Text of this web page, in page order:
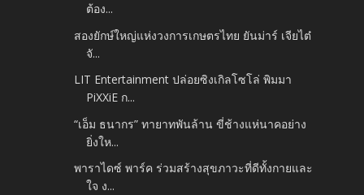
ต้อง...
สองยักษ์ใหญ่แห่งวงการเกษตรไทย ยันม่าร์ เจียไต๋
จั...
LIT Entertainment ปล่อยซิงเกิลโซโล่ พิมมา
PiXXiE ก...
“เอ็ม ธนากร” ทายาทพันล้าน ขี่ช้างแห่นาคอย่าง
ยิ่งให...
พาราไดซ์ พาร์ค ร่วมสร้างสุขภาวะที่ดีทั้งกายและ
ใจ ง...